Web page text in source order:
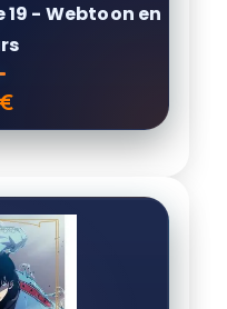
19 - Webtoon en